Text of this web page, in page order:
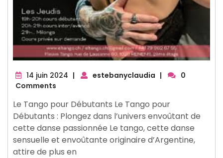
14 juin 2024 14| estebanyclaudia |
0
Comments
Le Tango pour Débutants Le Tango pour
Débutants : Plongez dans l’univers envoûtant de
cette danse passionnée Le tango, cette danse
sensuelle et envoûtante originaire d’Argentine,
attire de plus en